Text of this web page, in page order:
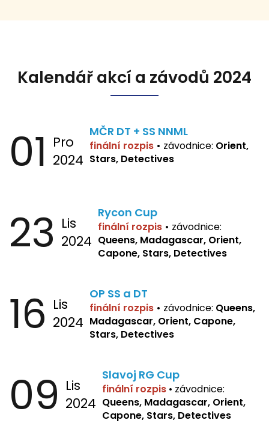
Kalendář akcí a závodů 2024
01 Pro
2024
MČR DT + SS NNML
finální rozpis • závodnice: Orient,
Stars, Detectives
23 Lis
2024
Rycon Cup
finální rozpis • závodnice:
Queens, Madagascar, Orient,
Capone, Stars, Detectives
16 Lis
2024
OP SS a DT
finální rozpis • závodnice: Queens,
Madagascar, Orient, Capone,
Stars, Detectives
09 Lis
2024
Slavoj RG Cup
finální rozpis • závodnice:
Queens, Madagascar, Orient,
Capone, Stars, Detectives